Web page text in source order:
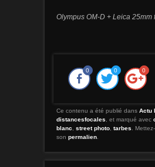
Olympus OM-D + Leica 25mm
0 0 0
Ce contenu a été publié dans Actu
distancesfocales , et marqué avec
blanc
street photo, tarbes .
son permalien.